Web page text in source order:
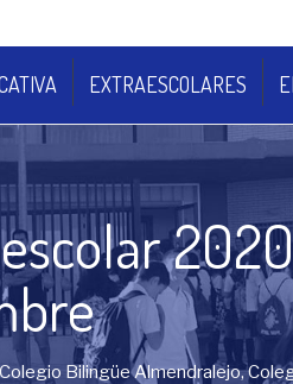
EXTRAESCOLARES
Colegio Bilingüe Almendralejo,